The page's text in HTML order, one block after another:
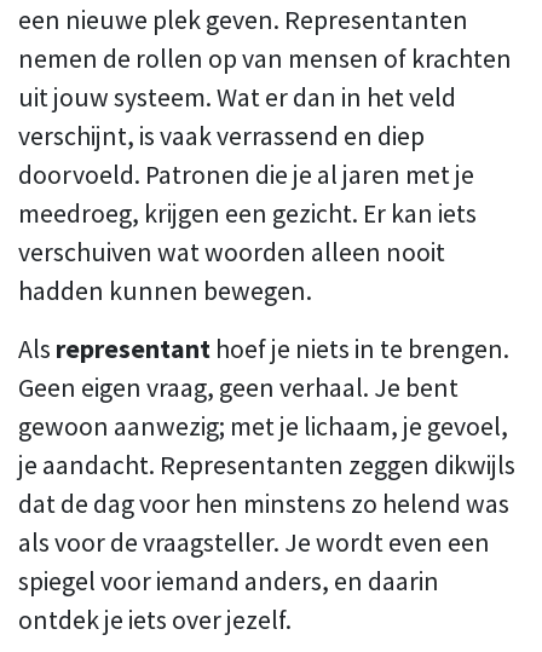
een nieuwe plek geven. Representanten
nemen de rollen op van mensen of krachten
uit jouw systeem. Wat er dan in het veld
verschijnt, is vaak verrassend en diep
doorvoeld. Patronen die je al jaren met je
meedroeg, krijgen een gezicht. Er kan iets
verschuiven wat woorden alleen nooit
hadden kunnen bewegen.
Als representant hoef je niets in te brengen.
Geen eigen vraag, geen verhaal. Je bent
gewoon aanwezig; met je lichaam, je gevoel,
je aandacht. Representanten zeggen dikwijls
dat de dag voor hen minstens zo helend was
als voor de vraagsteller. Je wordt even een
spiegel voor iemand anders, en daarin
ontdek je iets over jezelf.